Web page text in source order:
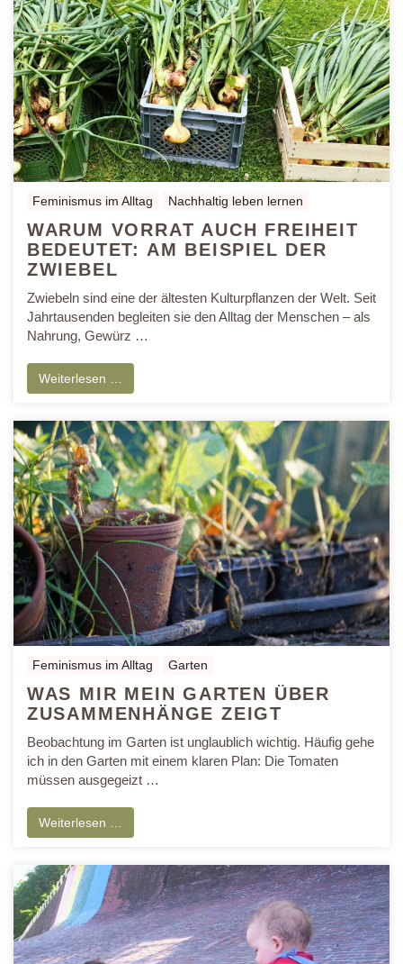
Feminismus im Alltag Nachhaltig leben lernen
WARUM VORRAT AUCH FREIHEIT
BEDEUTET: AM BEISPIEL DER
ZWIEBEL
Zwiebeln sind eine der ältesten Kulturpflanzen der Welt. Seit
Jahrtausenden begleiten sie den Alltag der Menschen – als
Nahrung, Gewürz …
Weiterlesen …
Feminismus im Alltag Garten
WAS MIR MEIN GARTEN ÜBER
ZUSAMMENHÄNGE ZEIGT
Beobachtung im Garten ist unglaublich wichtig. Häufig gehe
ich in den Garten mit einem klaren Plan: Die Tomaten
müssen ausgegeizt …
Weiterlesen …